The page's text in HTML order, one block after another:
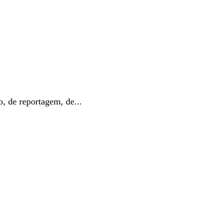
de reportagem, de...